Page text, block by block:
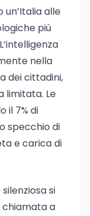
un’Italia alle
più
nella
dei cittadini,
limitata. Le
il 7% di
specchio di
e carica di
si
chiamata a